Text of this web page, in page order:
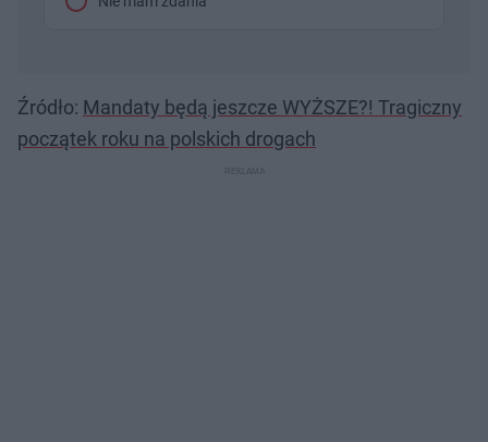
Źródło: Mandaty będą jeszcze WYŻSZE?! Tragiczny
początek roku na polskich drogach